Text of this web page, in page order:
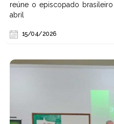
reúne o episcopado
abril
15/04/2026